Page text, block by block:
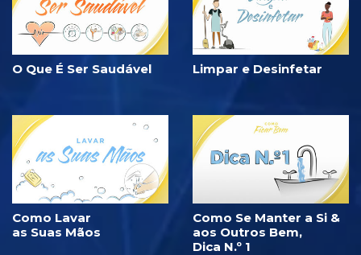
O Que É Ser Saudável Limpar e Desinfetar
Como Lavar
as Suas Mãos
Como Se Manter a Si &
aos Outros Bem,
Dica N.º 1